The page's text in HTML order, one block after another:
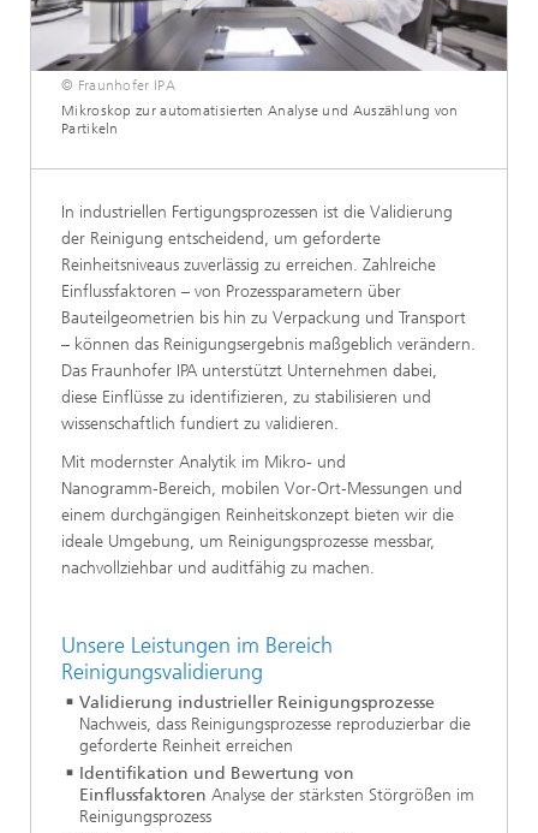
© Fraunhofer IPA
Mikroskop zur automatisierten Analyse und Auszählung von
Partikeln
In industriellen Fertigungsprozessen ist die Validierung
der Reinigung entscheidend, um geforderte
Reinheitsniveaus zuverlässig zu erreichen. Zahlreiche
Einflussfaktoren – von Prozessparametern über
Bauteilgeometrien bis hin zu Verpackung und Transport
– können das Reinigungsergebnis maßgeblich verändern.
Das Fraunhofer IPA unterstützt Unternehmen dabei,
diese Einflüsse zu identifizieren, zu stabilisieren und
wissenschaftlich fundiert zu validieren.
Mit modernster Analytik im Mikro- und
Nanogramm‑Bereich, mobilen Vor‑Ort‑Messungen und
einem durchgängigen Reinheitskonzept bieten wir die
ideale Umgebung, um Reinigungsprozesse messbar,
nachvollziehbar und auditfähig zu machen.
Unsere Leistungen im Bereich
Reinigungsvalidierung
Validierung industrieller Reinigungsprozesse
Nachweis, dass Reinigungsprozesse reproduzierbar die
geforderte Reinheit erreichen
Identifikation und Bewertung von
Einflussfaktoren Analyse der stärksten Störgrößen im
Reinigungsprozess